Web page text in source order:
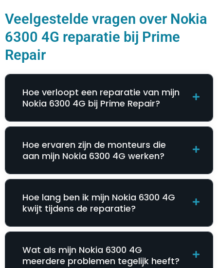
Veelgestelde vragen over Nokia
6300 4G reparatie bij Prime
Repair
Hoe verloopt een reparatie van mijn
Nokia 6300 4G bij Prime Repair?
Hoe ervaren zijn de monteurs die
aan mijn Nokia 6300 4G werken?
Hoe lang ben ik mijn Nokia 6300 4G
kwijt tijdens de reparatie?
Wat als mijn Nokia 6300 4G
meerdere problemen tegelijk heeft?